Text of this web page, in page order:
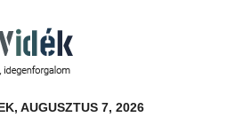
AUGUSZTUS 7, 2026